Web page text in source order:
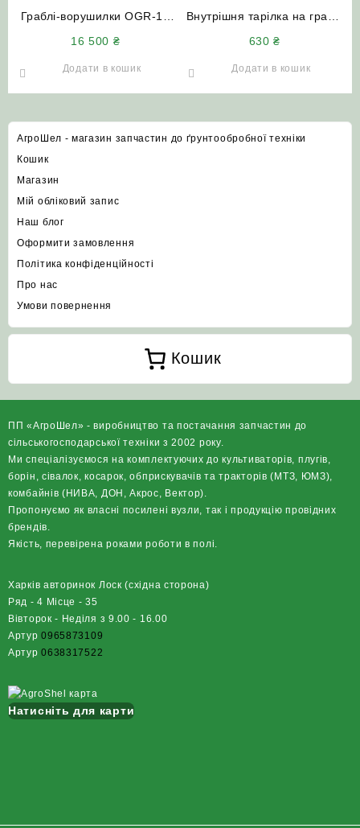
Граблі-ворушилки OGR-10
16 500 ₴
Додати в кошик
Внутрішня тарілка на граблі
630₴
Додати в кошик
АгроШел - магазин запчастин до ґрунтообробної техніки
Кошик
Магазин
Мій обліковий запис
Наш блог
Оформити замовлення
Політика конфіденційності
Про нас
Умови повернення
Кошик
ПП «АгроШел» - виробництво та постачання запчастин до
сільськогосподарської техніки з 2002 року.
Ми спеціалізуємося на комплектуючих до культиваторів, плугів,
борін, сівалок, косарок, обприскувачів та тракторів (МТЗ, ЮМЗ),
комбайнів (НИВА, ДОН, Акрос, Вектор).
Пропонуємо як власні посилені вузли, так і продукцію провідних
брендів.
Якість, перевірена роками роботи в полі.
Харків авторинок Лоск (східна сторона)
Ряд - 4 Місце - 35
Вівторок - Неділя з 9.00 - 16.00
Артур0965873109
Артур0638317522
Натисніть для карти